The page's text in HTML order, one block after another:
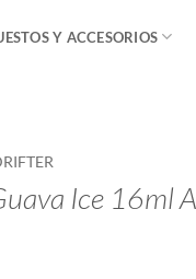
Y ACCESORIOS
Ice 16ml